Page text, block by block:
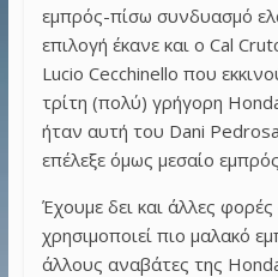
εμπρός-πίσω συνδυασμό
επιλογή έκανε και ο Cal
Lucio Cecchinello που
τρίτη (πολύ) γρήγορη
ήταν αυτή του Dani
επέλεξε όμως μεσαίο
Έχουμε δει και άλλες
χρησιμοποιεί πιο μαλακό
άλλους αναβάτες της